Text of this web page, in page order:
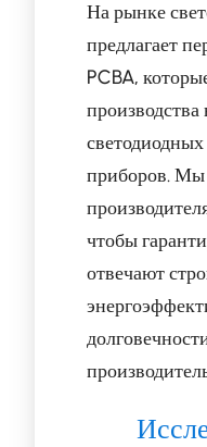
На рынке
предлагает
PCBA,
приборов. Мы
чтобы
отвечают